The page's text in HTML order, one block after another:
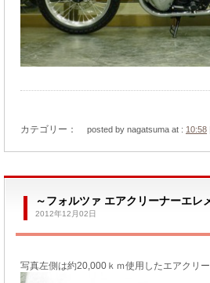
カテゴリー： posted by nagatsuma at : 10:58
～フォルツァ エアクリーナーエレ
2012年12月02日
写真左側は約20,000ｋｍ使用したエアクリ